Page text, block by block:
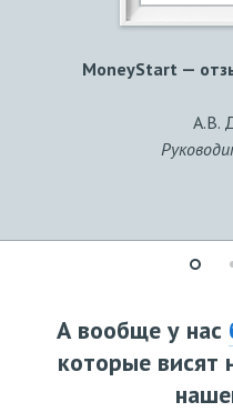
MoneyStart —
А.В.
А вообще у нас
которые висят